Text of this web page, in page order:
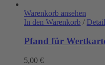
Warenkorb ansehen
In den Warenkorb /
Pfand für
5,00 €